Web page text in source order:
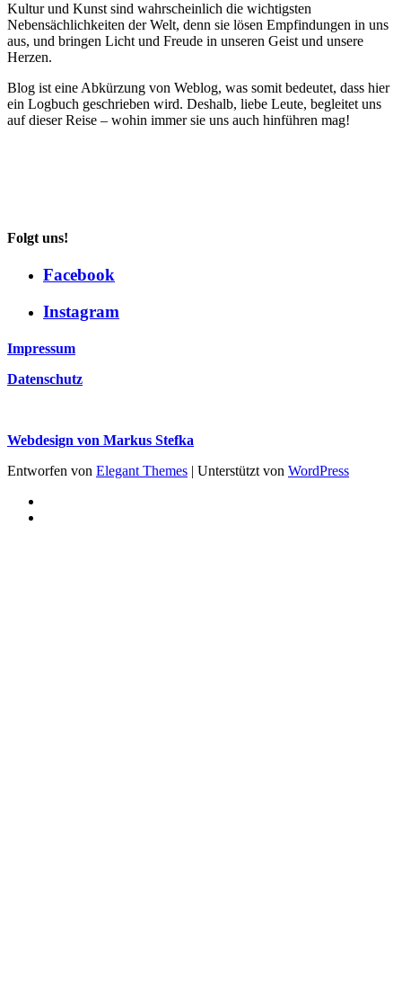
Kultur und Kunst sind wahrscheinlich die wichtigsten
Nebensächlichkeiten der Welt, denn sie lösen Empfindungen in uns
aus, und bringen Licht und Freude in unseren Geist und unsere
Herzen.
Blog ist eine Abkürzung von Weblog, was somit bedeutet, dass hier
ein Logbuch geschrieben wird. Deshalb, liebe Leute, begleitet uns
auf dieser Reise – wohin immer sie uns auch hinführen mag!
Folgt uns!
Facebook
Instagram
Impressum
Datenschutz
Webdesign von Markus Stefka
Entworfen von Elegant Themes | Unterstützt von WordPress